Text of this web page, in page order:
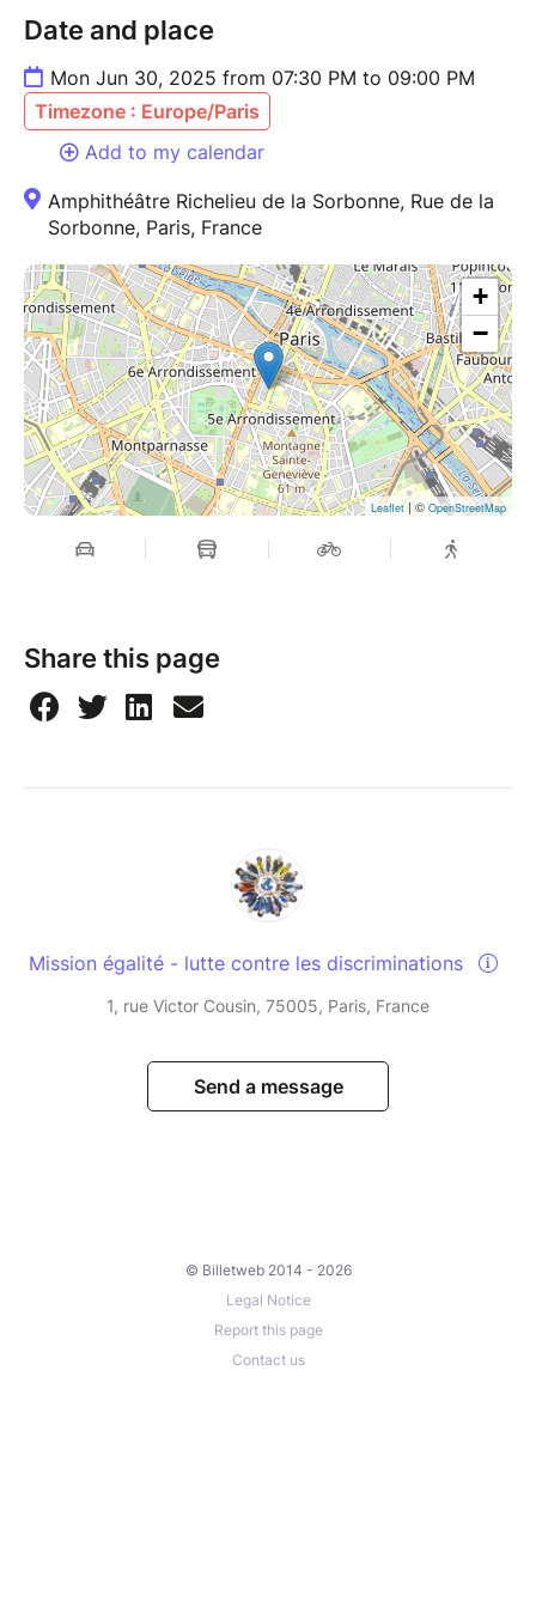
Antonina Krysa et Nataliia Ivanovska – qui ont dû
quitter le pays en raison de l'invasion russe et l’altiste
Andrii Malakhov. Toutes et tous sont par la suite
devenus résidents temporaires de l'Orchestre de
Paris et l’Orchestre National de France dans le cadre
de Paris.
Date and place
Mon Jun 30, 2025 from 07:30 PM to 09:00 PM
Timezone : Europe/Paris
Add to my calendar
Amphithéâtre Richelieu de la Sorbonne, Rue de la
Sorbonne, Paris, France
+
−
Leaflet| © OpenStreetMap
Share this page
Mission égalité - lutte contre les discriminations
1, rue Victor Cousin, 75005, Paris, France
Send a message
© Billetweb 2014 - 2026
Legal Notice
Report this page
Contact us